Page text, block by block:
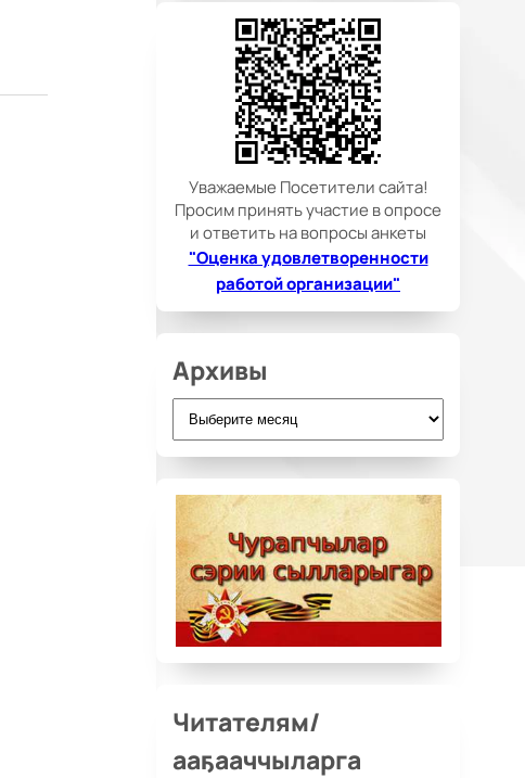
Уважаемые Посетители сайта!
Просим принять участие в опросе
и ответить на вопросы анкеты
"Оценка удовлетворенности
работой организации"
Архивы
Архивы
Читателям/
ааҕааччыларга